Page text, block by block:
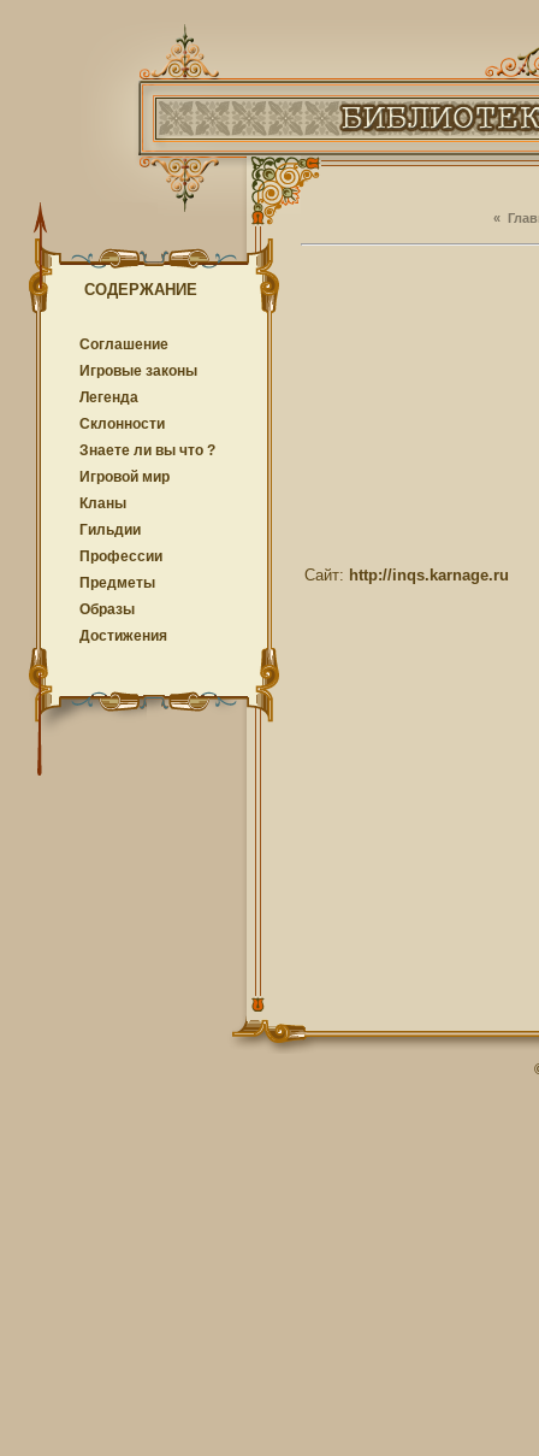
СОДЕРЖАНИЕ
Соглашение
Игровые законы
Легенда
Cклонности
Знаете ли вы что ?
Игровой мир
Кланы
Гильдии
Профессии
Предметы
Образы
Достижения
«
Сайт: http://inqs.karnage.ru